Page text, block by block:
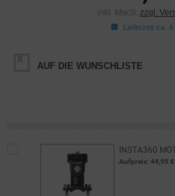
inkl. MwSt. zzgl.
Lieferzeit ca. 4
AUF DIE WUNSCHLISTE
INSTA360
Aufpreis: 44,95